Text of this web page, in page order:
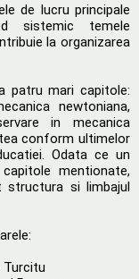
de lucru principale
sistemic temele
la organizarea
patru mari capitole:
newtoniana,
in mecanica
conform ultimelor
Odata ce un
mentionate,
structura si limbajul
Turcitu